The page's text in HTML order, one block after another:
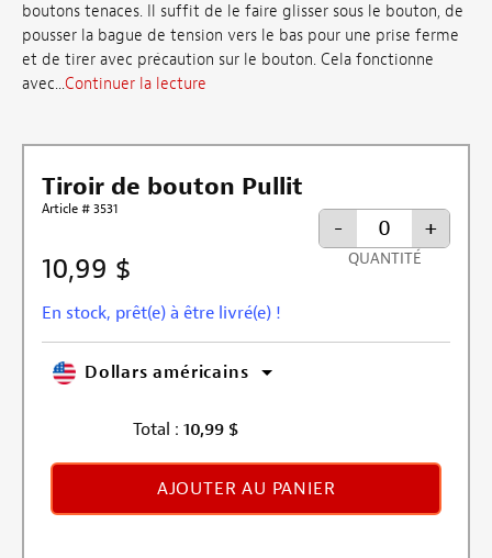
boutons tenaces. Il suffit de le faire glisser sous le bouton, de
pousser la bague de tension vers le bas pour une prise ferme
et de tirer avec précaution sur le bouton. Cela fonctionne
avec...Continuer la lecture
Tiroir de bouton Pullit
Article # 3531
10,99 $
En stock, prêt(e) à être livré(e) !
- +
QUANTITÉ
Dollars américains
Total : 10,99 $
AJOUTER AU PANIER